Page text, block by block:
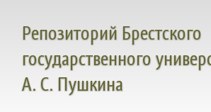
Репозиторий Брестского
государственного
А. С. Пушкина